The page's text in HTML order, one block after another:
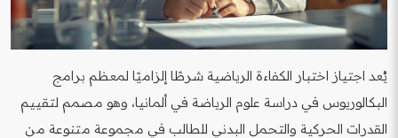
يُعد اجتياز اختبار الكفاءة الرياضية شرطًا إلزاميًا لمعظم برامج
البكالوريوس في دراسة علوم الرياضة في ألمانيا، وهو مصمم لتقييم
القدرات الحركية والتحمل البدني للطالب في مجموعة متنوعة من